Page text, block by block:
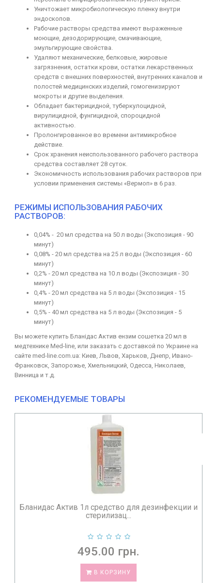
Уничтожает микробиологическую пленку внутри
эндоскопов.
Рабочие растворы средства имеют выраженные
моющие, дезодорирующие, смачивающие,
эмульгирующие свойства.
Удаляют механические, белковые, жировые
загрязнения, остатки крови, остатки лекарственных
средств с внешних поверхностей, внутренних каналов и
полостей медицинских изделий, гомогенизируют
мокроты и другие выделения.
Обладает бактерицидной, туберкулоцидной,
вирулицидной, фунгицидной, спороцидной
активностью.
Пролонгированное во времени антимикробное
действие.
Срок хранения неиспользованного рабочего раствора
средства составляет 28 суток.
Экономичность использования рабочих растворов при
условии применения системы «Вермоп» в 6 раз.
РЕЖИМЫ ИСПОЛЬЗОВАНИЯ РАБОЧИХ
РАСТВОРОВ:
0,04% - 20 мл средства на 50 л воды (Экспозиция - 90
минут)
0,08% - 20 мл средства на 25 л воды (Экспозиция - 60
минут)
0,2% - 20 мл средства на 10 л воды (Экспозиция - 30
минут)
0,4% - 20 мл средства на 5 л воды (Экспозиция - 15
минут)
0,5% - 40 мл средства на 5 л воды (Экспозиция - 5
минут)
Вы можете купить Бланідас Актив ензим сошетка 20 мл в
медтехнике Med-line, или заказать с доставкой по Украине на
сайте med-line.com.ua: Киев, Львов, Харьков, Днепр, Ивано-
Франковск, Запорожье, Хмельницкий, Одесса, Николаев,
Винница и т.д.
РЕКОМЕНДУЕМЫЕ ТОВАРЫ
Бланидас Актив 10мл 20шт средство для
дезинфекции и сте...
294.00 грн.
В КОРЗИНУ